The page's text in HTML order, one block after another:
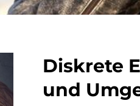
Diskrete
und